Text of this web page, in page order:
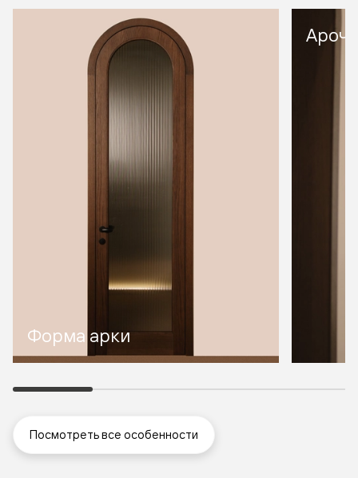
Форма арки
Посмотреть все особенности